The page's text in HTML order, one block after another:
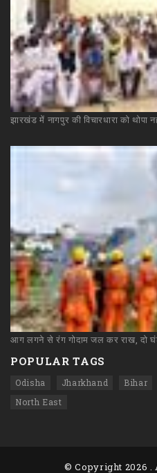
झारखंड में नागपुर की विचारधारा को थोपा
आग लगने से रंग गोदाम जल कर राख, दो
POPULAR TAGS
Odisha Jharkhand Bihar
North East
© Copyright 2026